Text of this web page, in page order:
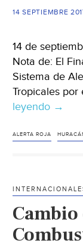
14 SEPTIEMBRE
14 de
Nota de: El
Sistema de
Tropicales
leyendo Emiten
Roja
‘Max’
→
ALERTA ROJA